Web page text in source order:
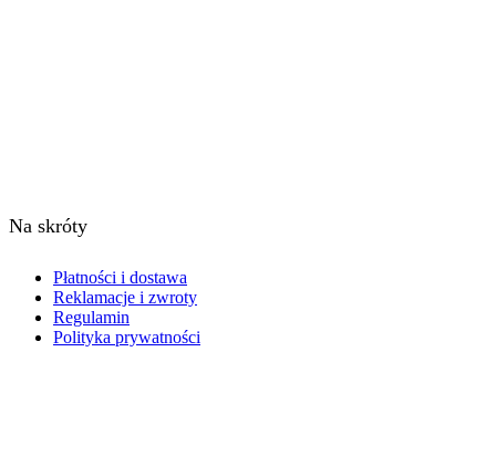
Na skróty
Płatności i dostawa
Reklamacje i zwroty
Regulamin
Polityka prywatności